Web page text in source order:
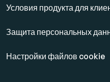
Условия продукта для
Защита персональных
Настройки файлов cookie